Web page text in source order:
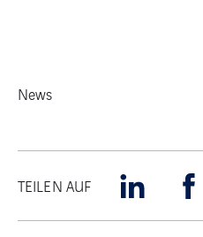
News
TEILEN AUF